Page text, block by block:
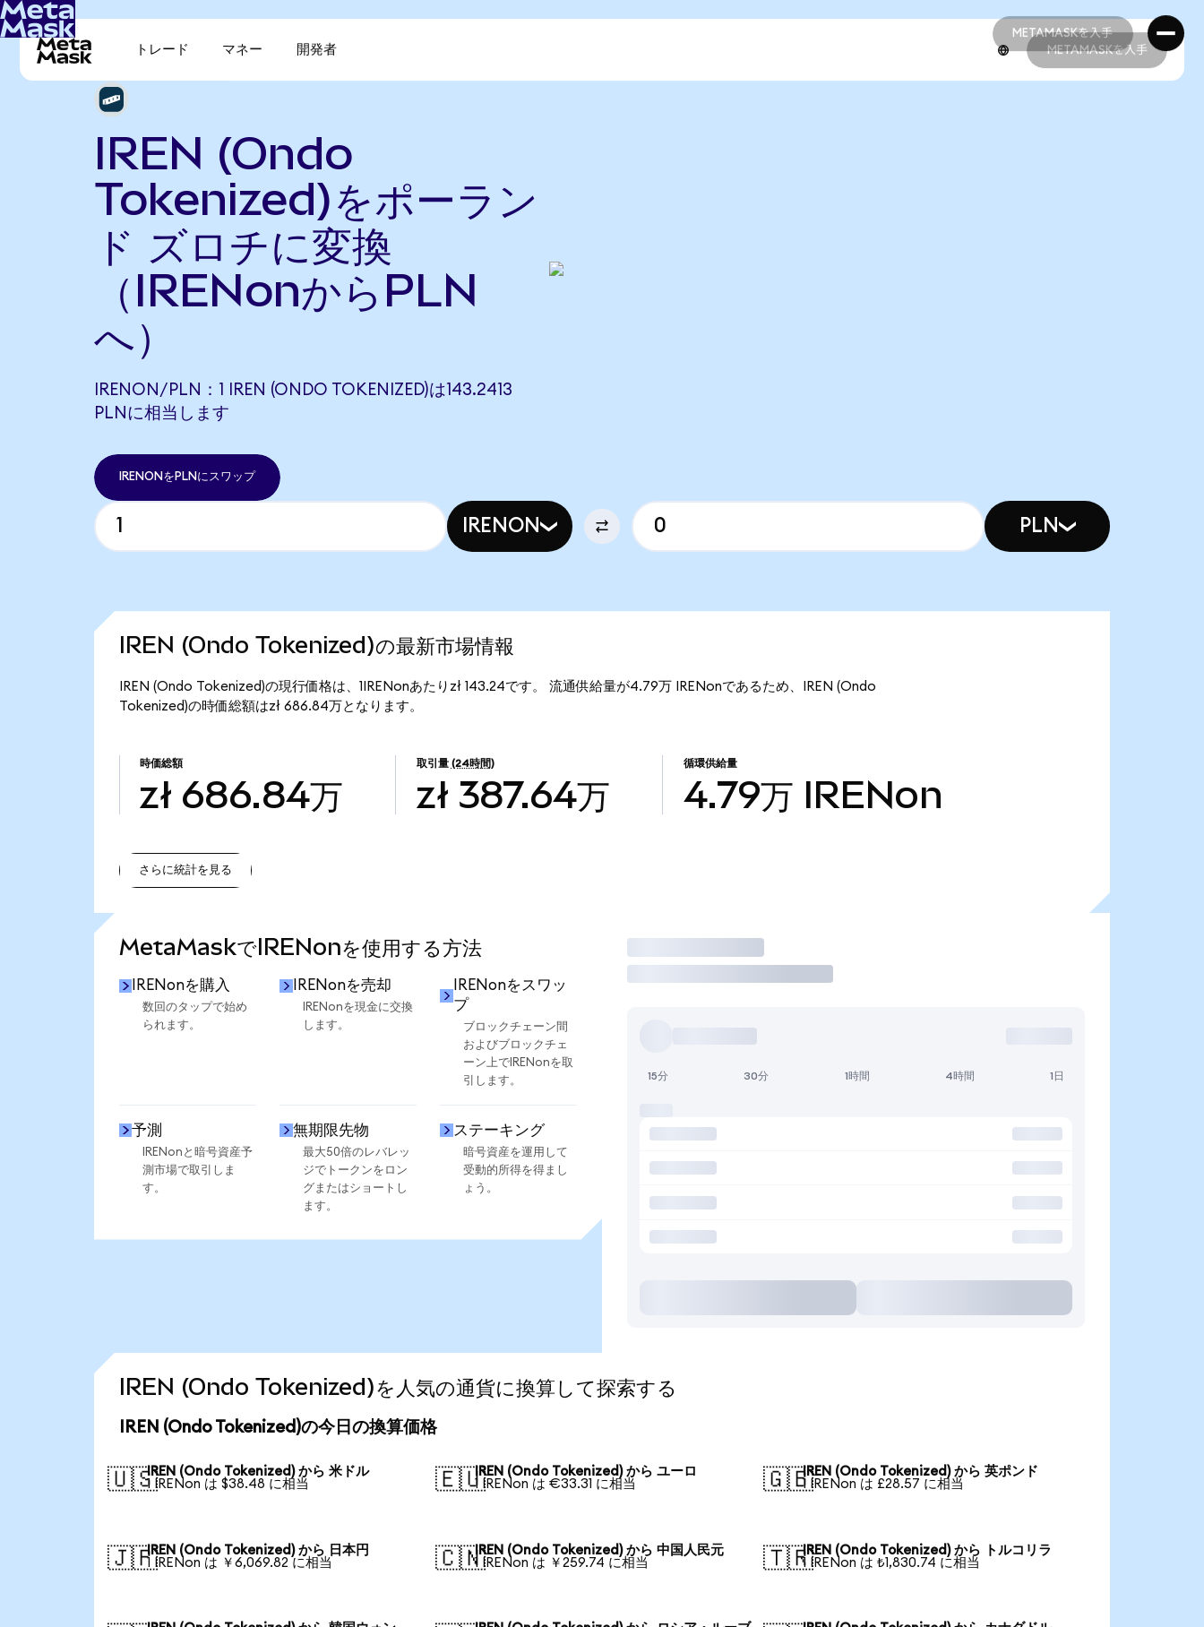
METAMASKを入手
METAMASKを入手
トレード マネー 開発者 METAMASKを入手
IREN (Ondo
Tokenized)をポーラン
ド ズロチに変換
（IRENonからPLN
へ）
IRENON/PLN：1 IREN (ONDO TOKENIZED)は143.2413
PLNに相当します
IRENONをPLNにスワップ
IRENON PLN
IREN (Ondo Tokenized)の最新市場情報
IREN (Ondo Tokenized)の現行価格は、1IRENonあたりzł 143.24です。 流通供給量が4.79万 IRENonであるため、IREN (Ondo
Tokenized)の時価総額はzł 686.84万となります。
時価総額
zł 686.84万
取引量 (24時間)
zł 387.64万
循環供給量
4.79万 IRENon
さらに統計を見る
MetaMaskでIRENonを使用する方法
IRENonを購入
数回のタップで始め
られます。
IRENonを売却
IRENonを現金に交換
します。
IRENonをスワッ
プ
ブロックチェーン間
およびブロックチェ
ーン上でIRENonを取
引します。
予測
IRENonと暗号資産予
測市場で取引しま
す。
無期限先物
最大50倍のレバレッ
ジでトークンをロン
グまたはショートし
ます。
ステーキング
暗号資産を運用して
受動的所得を得まし
ょう。
取引
15分 30分 1時間 4時間 1日
IREN (Ondo Tokenized)を人気の通貨に換算して探索する
IREN (Ondo Tokenized)の今日の換算価格
🇺🇸IREN (Ondo Tokenized) から 米ドル
1 IRENon は $38.48 に相当
🇪🇺IREN (Ondo Tokenized) から ユーロ
1 IRENon は €33.31 に相当
🇬🇧IREN (Ondo Tokenized) から 英ポンド
1 IRENon は £28.57 に相当
🇯🇵IREN (Ondo Tokenized) から 日本円
1 IRENon は ￥6,069.82 に相当
🇨🇳IREN (Ondo Tokenized) から 中国人民元
1 IRENon は ￥259.74 に相当
🇹🇷IREN (Ondo Tokenized) から トルコリラ
1 IRENon は ₺1,830.74 に相当